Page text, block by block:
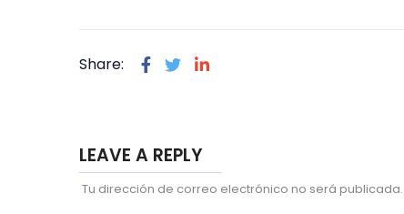
Share:
LEAVE A REPLY
Tu dirección de correo electrónico no será publicada.